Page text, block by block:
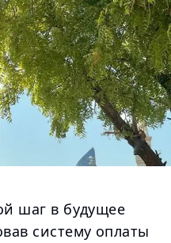
шаг в будущее
систему оплаты